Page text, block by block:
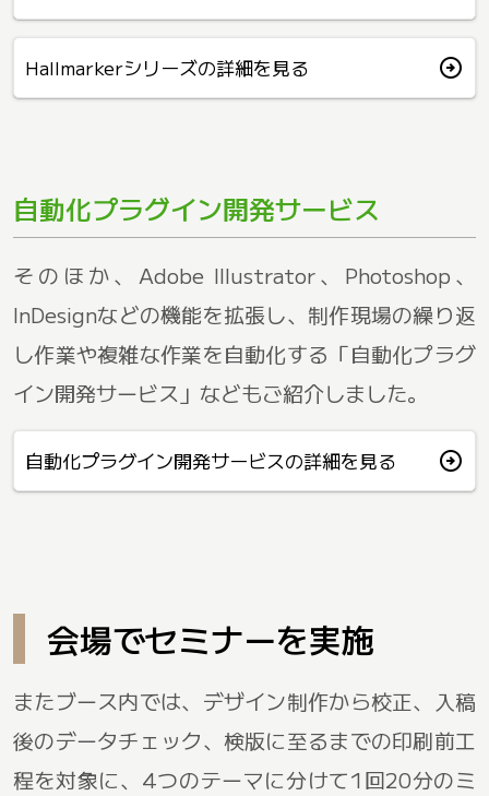
Hallmarkerシリーズの詳細を見る arrow_circle_right
自動化プラグイン開発サービス
そのほか、Adobe Illustrator、Photoshop、
InDesignなどの機能を拡張し、制作現場の繰り返
し作業や複雑な作業を自動化する「自動化プラグ
イン開発サービス」などもご紹介しました。
自動化プラグイン開発サービスの詳細を見る arrow_circle_right
会場でセミナーを実施
またブース内では、デザイン制作から校正、入稿
後のデータチェック、検版に至るまでの印刷前工
程を対象に、4つのテーマに分けて1回20分のミ